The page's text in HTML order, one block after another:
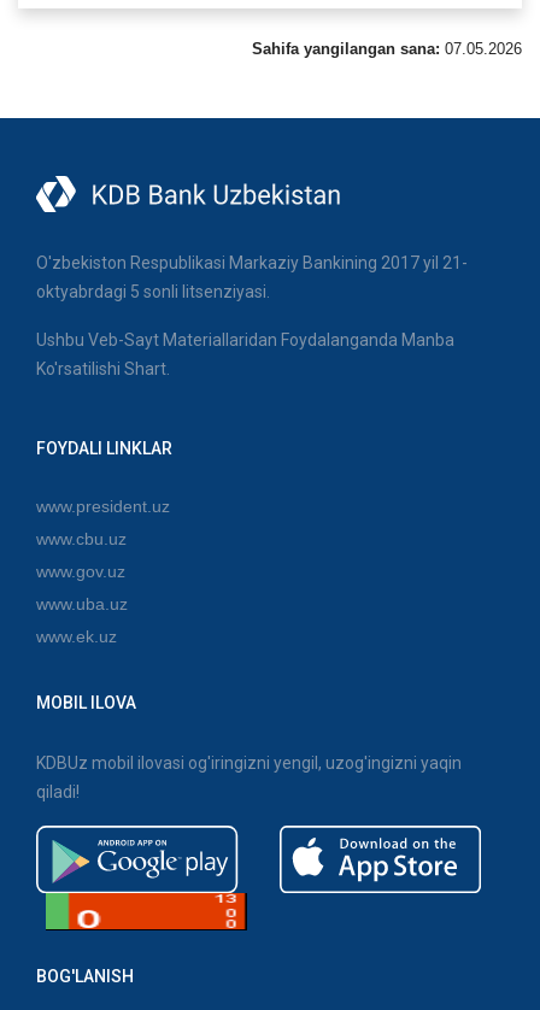
Sahifa yangilangan sana: 07.05.2026
O'zbekiston Respublikasi Markaziy Bankining 2017 yil 21-
oktyabrdagi 5 sonli litsenziyasi.
Ushbu Veb-Sayt Materiallaridan Foydalanganda Manba
Ko'rsatilishi Shart.
FOYDALI LINKLAR
www.president.uz
www.cbu.uz
www.gov.uz
www.uba.uz
www.ek.uz
MOBIL ILOVA
KDBUz mobil ilovasi og'iringizni yengil, uzog'ingizni yaqin
qiladi!
BOG'LANISH